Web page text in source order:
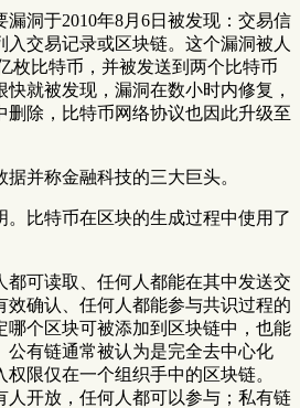
漏洞于2010年8月6日被发现：交易信
入交易记录或区块链。这个漏洞被人
枚比特币，并被发送到两个比特币
就被发现，漏洞在数小时内修复，
删除，比特币网络协议也因此升级至
并称金融科技的三大巨头。
。比特币在区块的生成过程中使用了
都可读取、任何人都能在其中发送交
效确认、任何人都能参与共识过程的
个区块可被添加到区块链中，也能
公有链通常被认为是完全去中心化
限仅在一个组织手中的区块链。
人开放，任何人都可以参与；私有链